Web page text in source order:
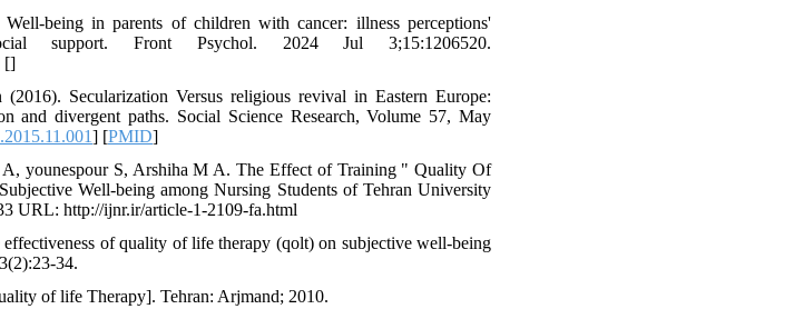
being in parents of children with cancer: illness perceptions'
support. Front Psychol. 2024 Jul 3;15:1206520.
[]
Secularization Versus religious revival in Eastern Europe:
and divergent paths. Social Science Research, Volume 57, May
] [PMID]
younespour S, Arshiha M A. The Effect of Training " Quality Of
Well-being among Nursing Students of Tehran University
URL: http://ijnr.ir/article-1-2109-fa.html
of quality of life therapy (qolt) on subjective well-being
34.
of life Therapy]. Tehran: Arjmand; 2010.